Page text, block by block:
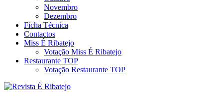
Novembro
Dezembro
Ficha Técnica
Contactos
Miss É Ribatejo
Votação Miss É Ribatejo
Restaurante TOP
Votação Restaurante TOP